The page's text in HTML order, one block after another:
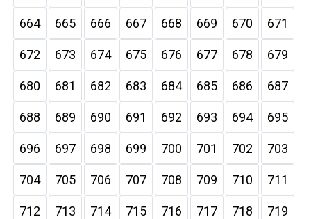
664 665 666 667 668 669 670 671
672 673 674 675 676 677 678 679
680 681 682 683 684 685 686 687
688 689 690 691 692 693 694 695
696 697 698 699 700 701 702 703
704 705 706 707 708 709 710 711
712 713 714 715 716 717 718 719